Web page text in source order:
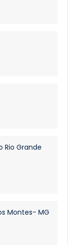
Rio Grande
Montes- MG